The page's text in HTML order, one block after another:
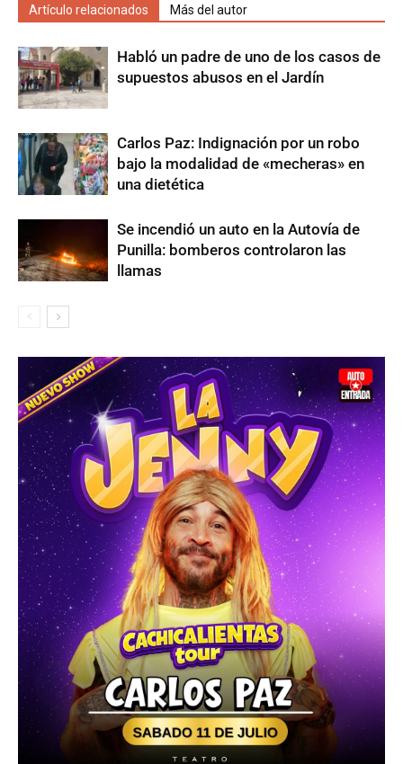
Artículo relacionados Más del autor
Habló un padre de uno de los casos de
supuestos abusos en el Jardín
Carlos Paz: Indignación por un robo
bajo la modalidad de «mecheras» en
una dietética
Se incendió un auto en la Autovía de
Punilla: bomberos controlaron las
llamas